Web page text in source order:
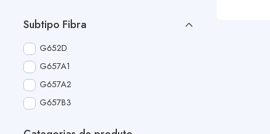
Subtipo Fibra
G652D
G657A1
G657A2
G657B3